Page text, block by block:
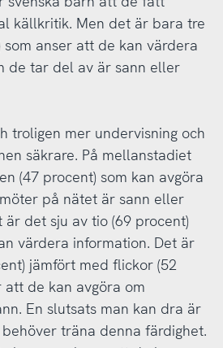
källkritik. Men det är bara tre
som anser att de kan värdera
de tar del av är sann eller
troligen mer undervisning och
säkrare. På mellanstadiet
(47 procent) som kan avgöra
på nätet är sann eller
är det sju av tio (69 procent)
värdera information. Det är
jämfört med flickor (52
att de kan avgöra om
En slutsats man kan dra är
träna denna färdighet.